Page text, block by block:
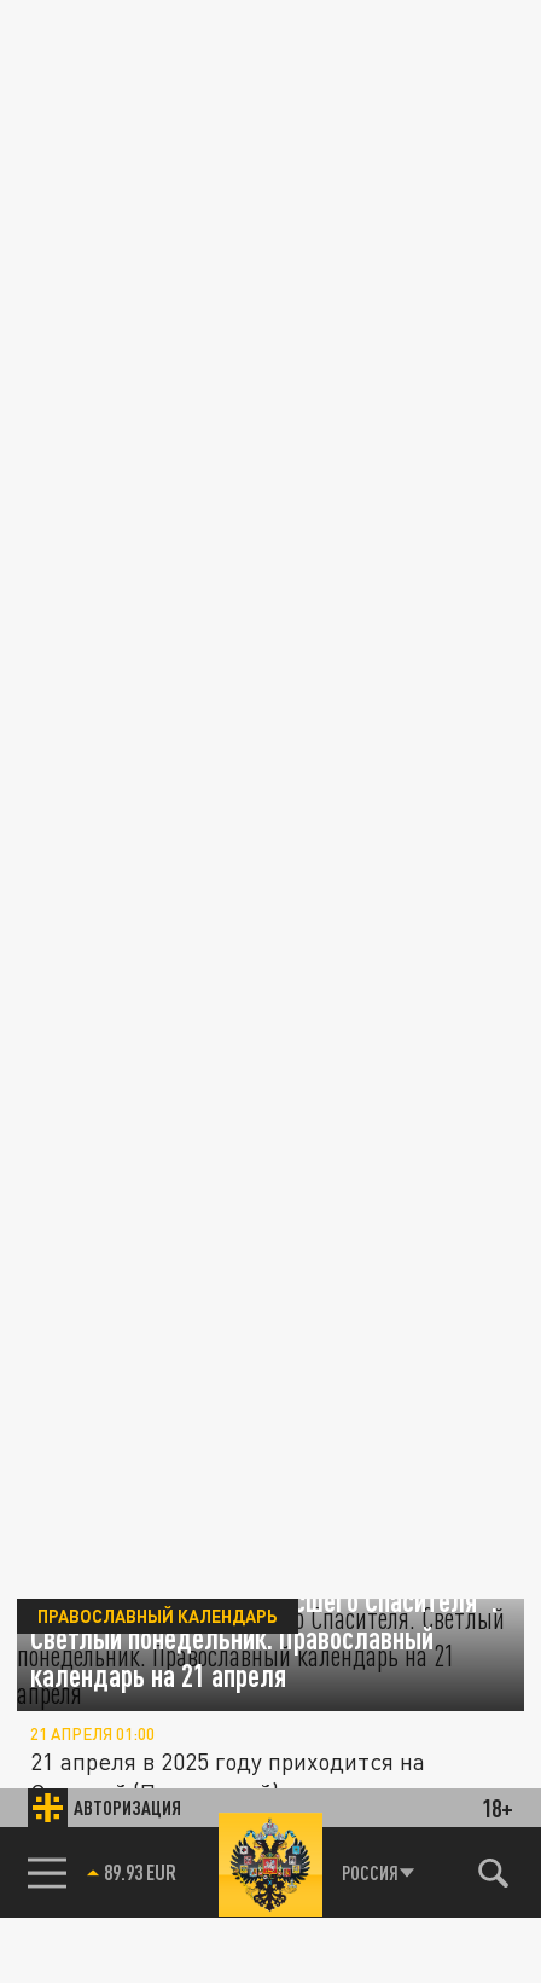
АВТОРИЗАЦИЯ 18+
85.64 BRENT РОССИЯ
"Первое явление Воскресшего Спасителя".
Светлый понедельник. Православный
календарь на 21 апреля
ПРАВОСЛАВНЫЙ КАЛЕНДАРЬ
21 АПРЕЛЯ 01:00
21 апреля в 2025 году приходится на
Светлый (Пасхальный) понедельник,
второй день Светлой седмицы (первым...
"Первое явление Воскресшего Спасителя".
Светлый понедельник. Православный
ПРАВОСЛАВНЫЙ КАЛЕНДАРЬ